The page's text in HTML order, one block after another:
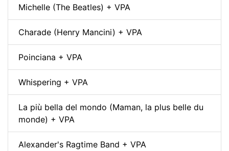
Michelle (The Beatles) + VPA
Charade (Henry Mancini) + VPA
Poinciana + VPA
Whispering + VPA
La più bella del mondo (Maman, la plus belle du
monde) + VPA
Alexander's Ragtime Band + VPA